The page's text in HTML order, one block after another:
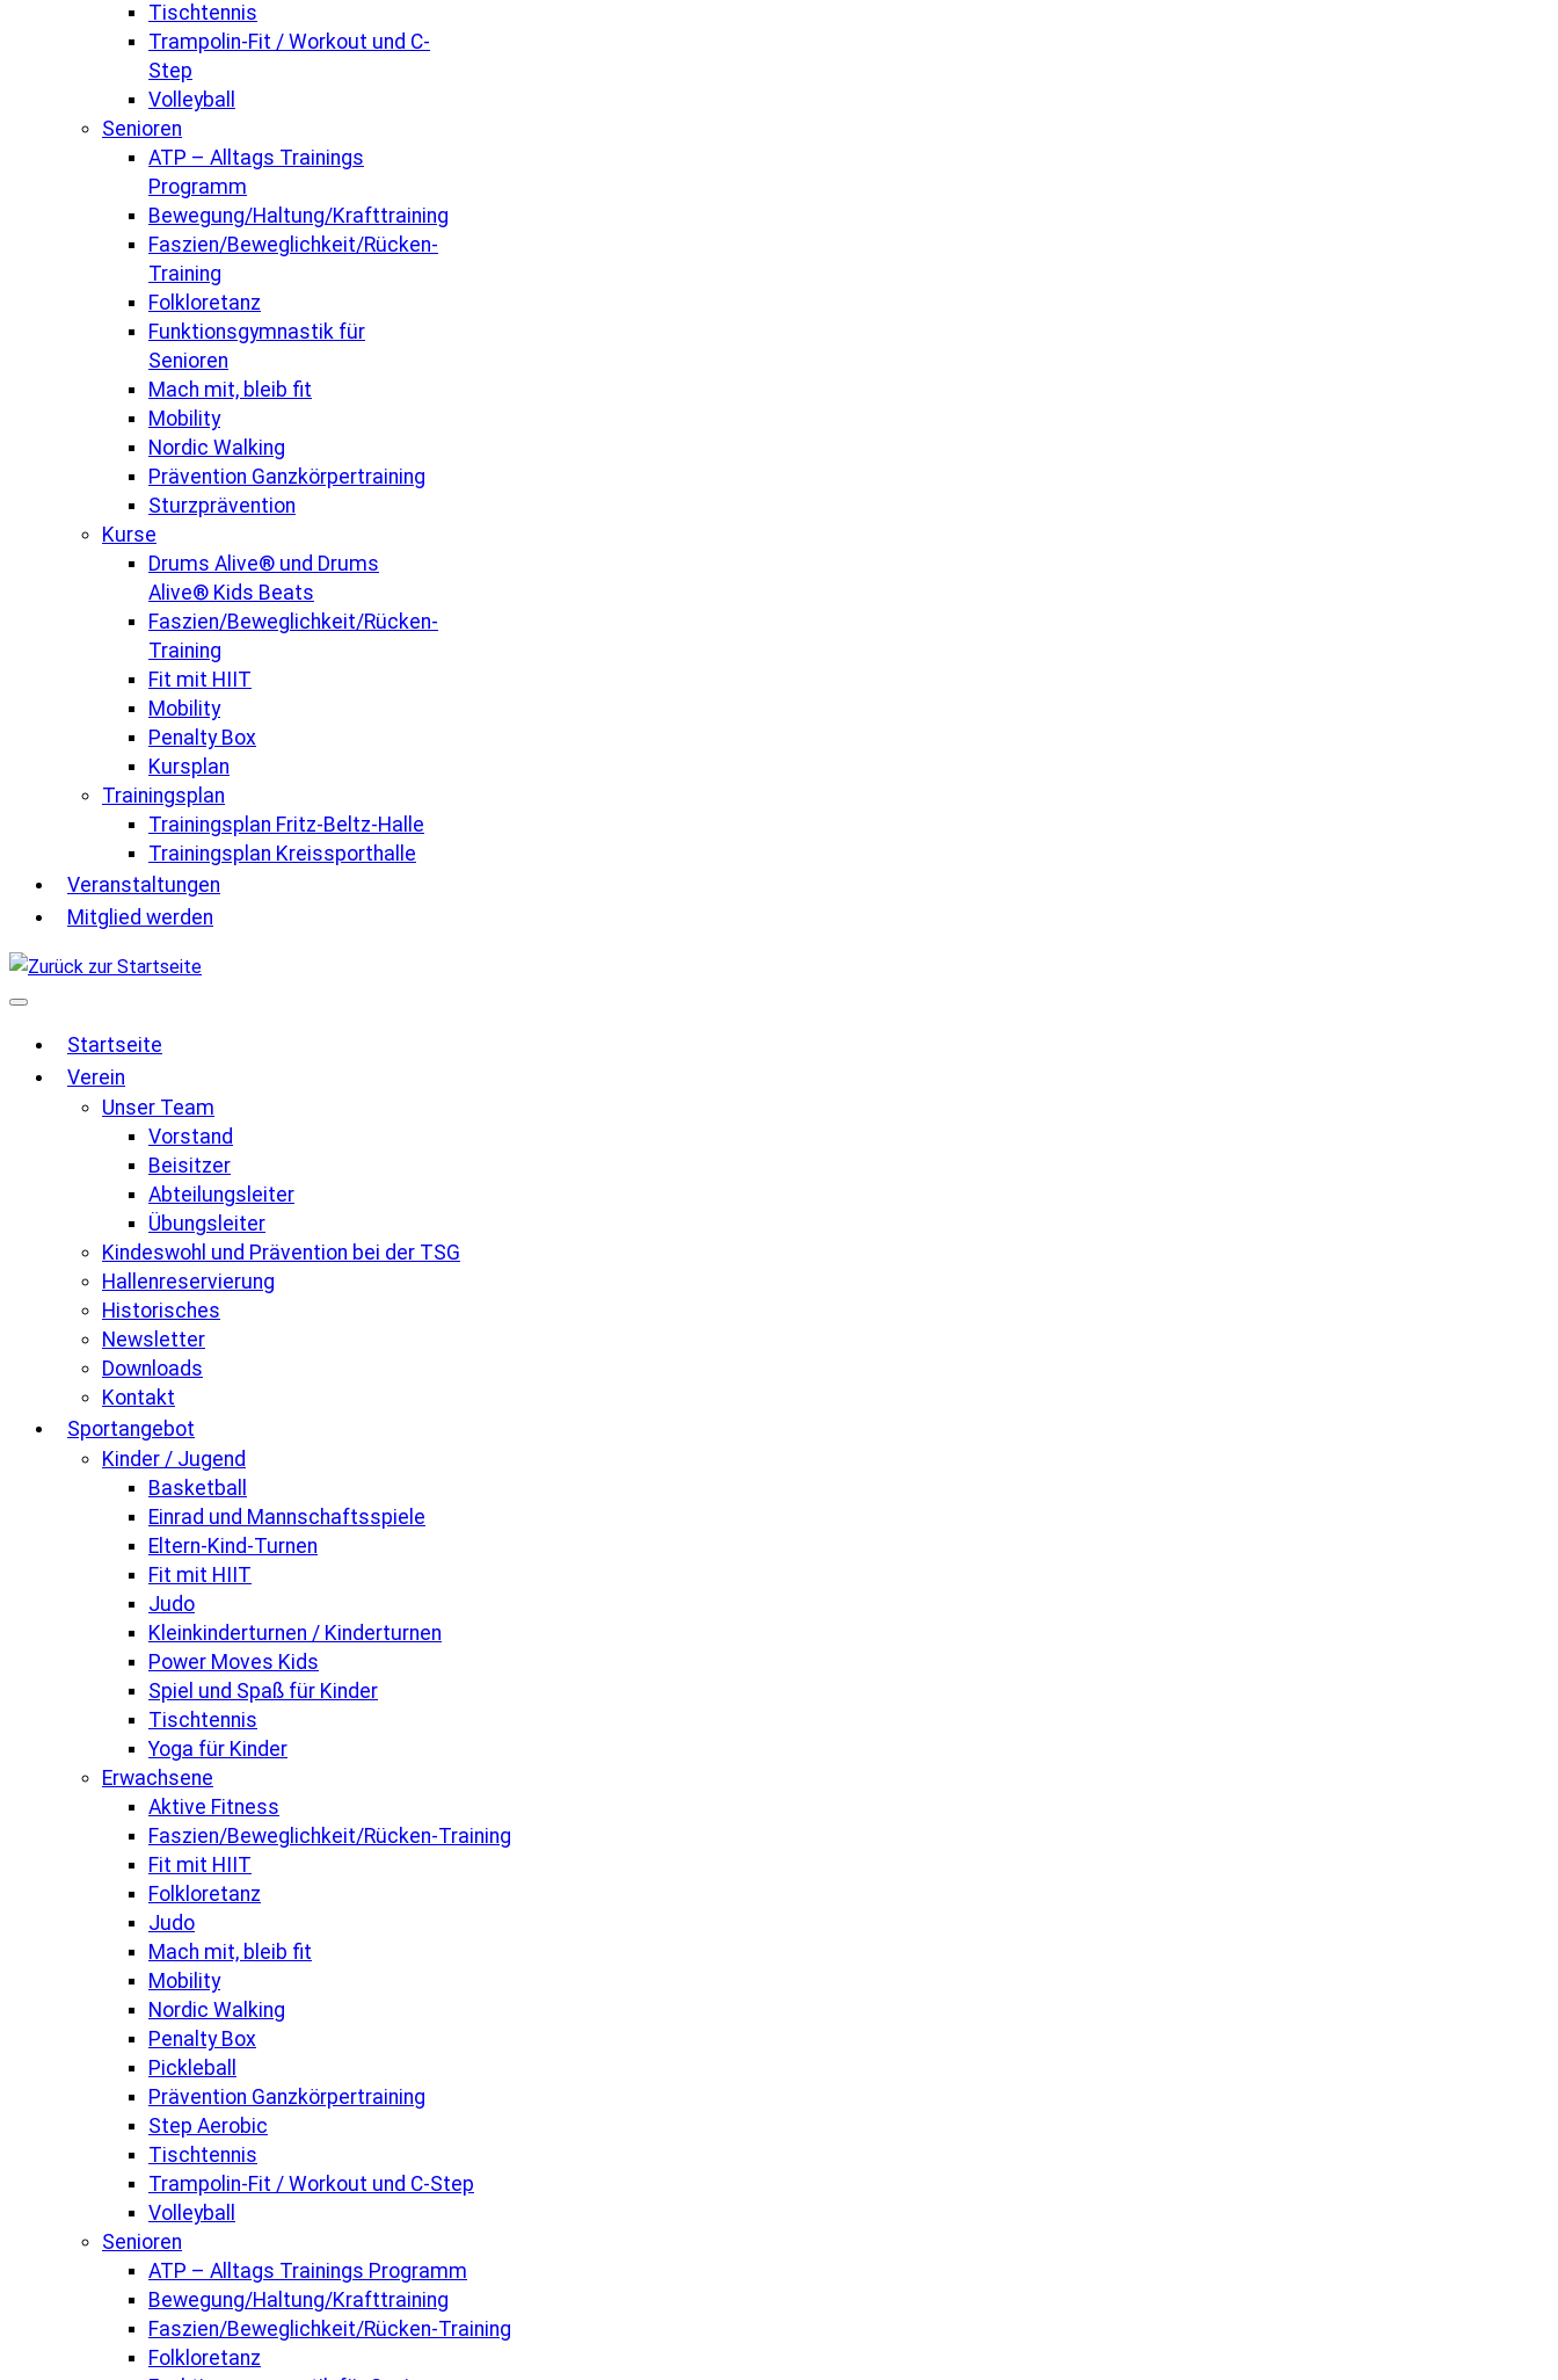
Tischtennis
Trampolin-Fit / Workout und C-
Step
Volleyball
Senioren
ATP – Alltags Trainings
Programm
Bewegung/Haltung/Krafttraining
Faszien/Beweglichkeit/Rücken-
Training
Folkloretanz
Funktionsgymnastik für
Senioren
Mach mit, bleib fit
Mobility
Nordic Walking
Prävention Ganzkörpertraining
Sturzprävention
Kurse
Drums Alive® und Drums
Alive® Kids Beats
Faszien/Beweglichkeit/Rücken-
Training
Fit mit HIIT
Mobility
Penalty Box
Kursplan
Trainingsplan
Trainingsplan Fritz-Beltz-Halle
Trainingsplan Kreissporthalle
Veranstaltungen
Mitglied werden
Startseite
Verein
Unser Team
Vorstand
Beisitzer
Abteilungsleiter
Übungsleiter
Kindeswohl und Prävention bei der TSG
Hallenreservierung
Historisches
Newsletter
Downloads
Kontakt
Sportangebot
Kinder / Jugend
Basketball
Einrad und Mannschaftsspiele
Eltern-Kind-Turnen
Fit mit HIIT
Judo
Kleinkinderturnen / Kinderturnen
Power Moves Kids
Spiel und Spaß für Kinder
Tischtennis
Yoga für Kinder
Erwachsene
Aktive Fitness
Faszien/Beweglichkeit/Rücken-Training
Fit mit HIIT
Folkloretanz
Judo
Mach mit, bleib fit
Mobility
Nordic Walking
Penalty Box
Pickleball
Prävention Ganzkörpertraining
Step Aerobic
Tischtennis
Trampolin-Fit / Workout und C-Step
Volleyball
Senioren
ATP – Alltags Trainings Programm
Bewegung/Haltung/Krafttraining
Faszien/Beweglichkeit/Rücken-Training
Folkloretanz